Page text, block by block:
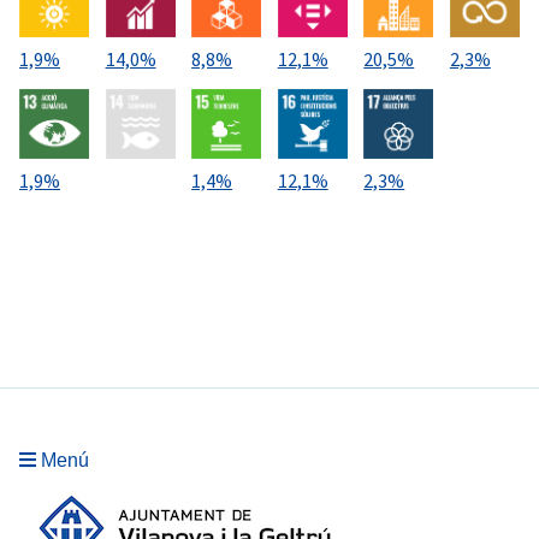
Durant l’any 2025 es van efectuar 405
establiments, equivalent al 27,3% del
cens municipal, mantenint la tendència
dels darrers anys, en què s’ha
inspeccionat aproximadament el 71%
higièniques i sanitàries adequades i
establiments que compleixen la normativa
1,9% 14,0% 8,8% 12,1% 20,5% 2,3%
1,9% 1,4% 12,1% 2,3%
Menú